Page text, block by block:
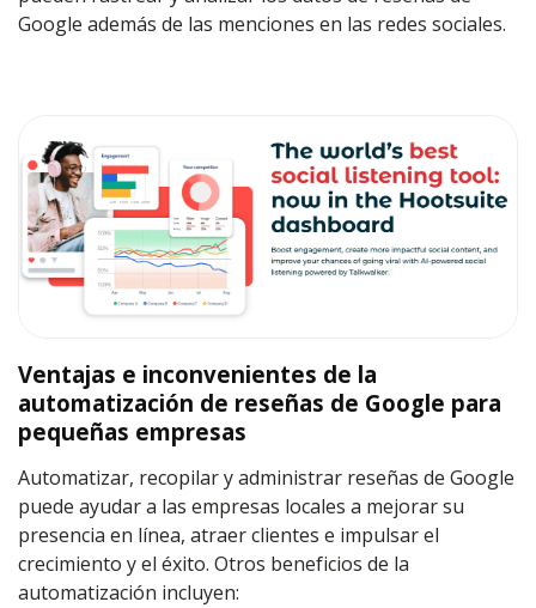
Google además de las menciones en las redes sociales.
Ventajas e inconvenientes de la
automatización de reseñas de Google para
pequeñas empresas
Automatizar, recopilar y administrar reseñas de Google
puede ayudar a las empresas locales a mejorar su
presencia en línea, atraer clientes e impulsar el
crecimiento y el éxito. Otros beneficios de la
automatización incluyen: